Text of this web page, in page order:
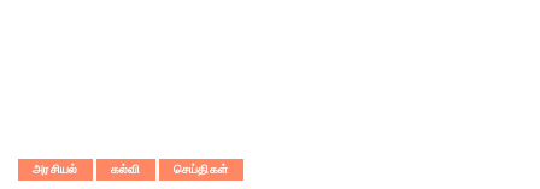
அரசியல் கல்வி செய்திகள்